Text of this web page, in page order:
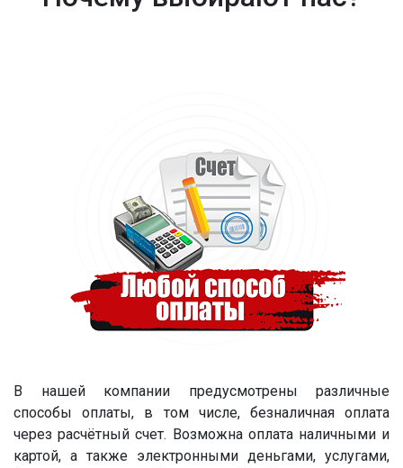
В нашей компании предусмотрены различные
способы оплаты, в том числе, безналичная оплата
через расчётный счет. Возможна оплата наличными и
картой, а также электронными деньгами, услугами,